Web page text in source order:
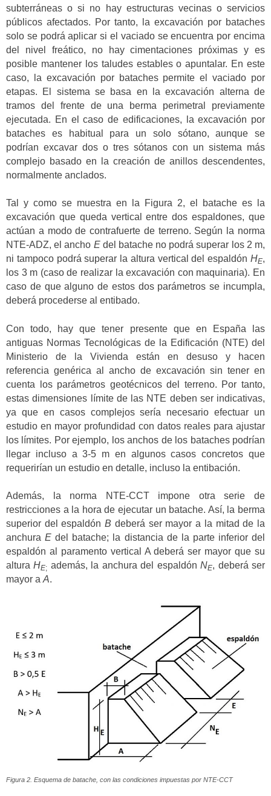
subterráneas o si no hay estructuras vecinas o servicios
públicos afectados. Por tanto, la excavación por bataches
solo se podrá aplicar si el vaciado se encuentra por encima
del nivel freático, no hay cimentaciones próximas y es
posible mantener los taludes estables o apuntalar. En este
caso, la excavación por bataches permite el vaciado por
etapas. El sistema se basa en la excavación alterna de
tramos del frente de una berma perimetral previamente
ejecutada. En el caso de edificaciones, la excavación por
bataches es habitual para un solo sótano, aunque se
podrían excavar dos o tres sótanos con un sistema más
complejo basado en la creación de anillos descendentes,
normalmente anclados.
Tal y como se muestra en la Figura 2, el batache es la
excavación que queda vertical entre dos espaldones, que
actúan a modo de contrafuerte de terreno. Según la norma
NTE-ADZ, el ancho Edel batache no podrá superar los 2 m,
ni tampoco podrá superar la altura vertical del espaldón HE,
los 3 m (caso de realizar la excavación con maquinaria). En
caso de que alguno de estos dos parámetros se incumpla,
deberá procederse al entibado.
Con todo, hay que tener presente que en España las
antiguas Normas Tecnológicas de la Edificación (NTE) del
Ministerio de la Vivienda están en desuso y hacen
referencia genérica al ancho de excavación sin tener en
cuenta los parámetros geotécnicos del terreno. Por tanto,
estas dimensiones límite de las NTE deben ser indicativas,
ya que en casos complejos sería necesario efectuar un
estudio en mayor profundidad con datos reales para ajustar
los límites. Por ejemplo, los anchos de los bataches podrían
llegar incluso a 3-5 m en algunos casos concretos que
requerirían un estudio en detalle, incluso la entibación.
Además, la norma NTE-CCT impone otra serie de
restricciones a la hora de ejecutar un batache. Así, la berma
superior del espaldónB deberá ser mayor a la mitad de la
anchuraE del batache; la distancia de la parte inferior del
espaldón al paramento vertical A deberá ser mayor que su
alturaHE; además, la anchura del espaldónNE, deberá ser
mayor a A.
Figura 2. Esquema de batache, con las condiciones impuestas por NTE-CCT